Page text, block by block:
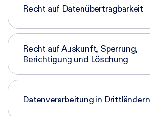
Recht auf Datenübertragbarkeit
Recht auf Auskunft, Sperrung,
Berichtigung und Löschung
Datenverarbeitung in Drittländern